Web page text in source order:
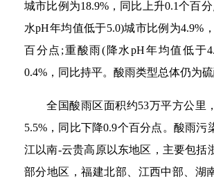
城市比例为18.9%，同比上升0.1个百
水pH年均值低于5.0)城市比例为4.9%
百分点;重酸雨(降水pH年均值低于
0.4%，同比持平。酸雨类型总体仍为硫
全国酸雨区面积约53万平方公里
5.5%，同比下降0.9个百分点。酸雨污
江以南-云贵高原以东地区，主要包括
部分地区，福建北部、江西中部、湖